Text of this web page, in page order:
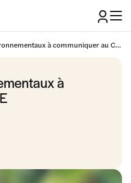
Indicateurs environnementaux à communiquer au CSE
à